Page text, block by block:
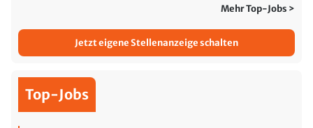
Mehr Top-Jobs >
Jetzt eigene Stellenanzeige schalten
Top-Jobs